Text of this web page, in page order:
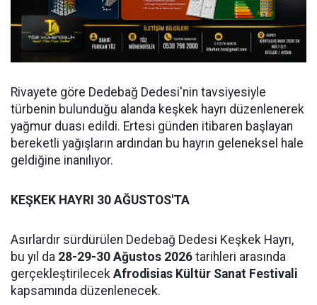
Rivayete göre Dedebağ Dedesi'nin tavsiyesiyle
türbenin bulunduğu alanda keşkek hayrı düzenlenerek
yağmur duası edildi. Ertesi günden itibaren başlayan
bereketli yağışların ardından bu hayrın geleneksel hale
geldiğine inanılıyor.
KEŞKEK HAYRI 30 AĞUSTOS'TA
Asırlardır sürdürülen Dedebağ Dedesi Keşkek Hayrı,
bu yıl da 28-29-30 Ağustos 2026 tarihleri arasında
gerçekleştirilecek Afrodisias Kültür Sanat Festivali
kapsamında düzenlenecek.